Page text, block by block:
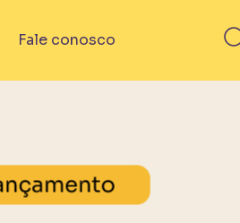
Fale conosco